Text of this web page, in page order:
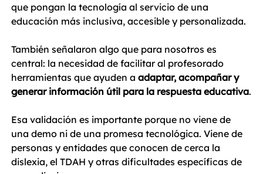
que pongan la tecnología al servicio de una
educación más inclusiva, accesible y personalizada.
También señalaron algo que para nosotros es
central: la necesidad de facilitar al profesorado
herramientas que ayuden a adaptar, acompañar y
generar información útil para la respuesta educativa.
Esa validación es importante porque no viene de
una demo ni de una promesa tecnológica. Viene de
personas y entidades que conocen de cerca la
dislexia, el TDAH y otras dificultades específicas de